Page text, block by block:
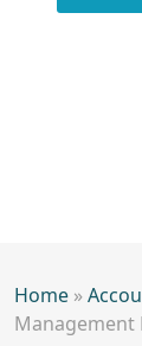
Home »
Management